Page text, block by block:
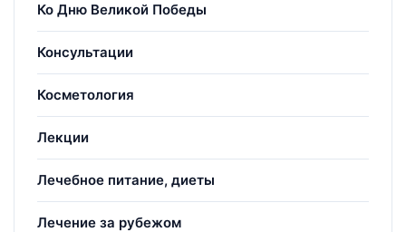
Ко Дню Великой Победы
Консультации
Косметология
Лекции
Лечебное питание, диеты
Лечение за рубежом